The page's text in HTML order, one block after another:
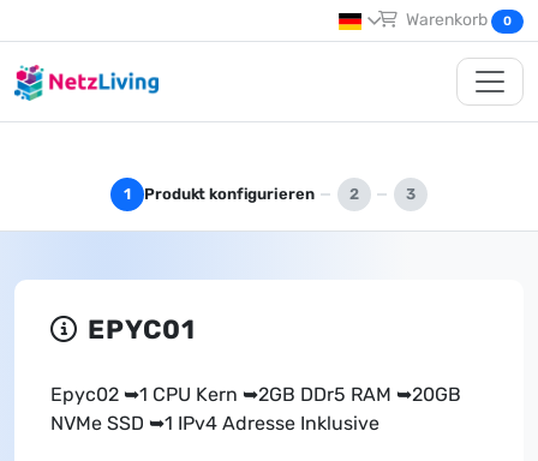
Warenkorb 0
1 Produkt konfigurieren 2 3
EPYC01
Epyc02 ➥1 CPU Kern ➥2GB DDr5 RAM ➥20GB
NVMe SSD ➥1 IPv4 Adresse Inklusive